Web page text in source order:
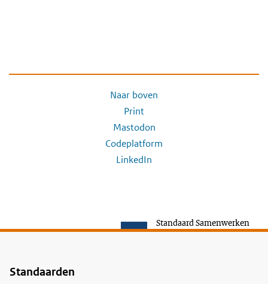
Naar boven
Print
Mastodon
Codeplatform
LinkedIn
Standaard Samenwerken
Voet
Standaarden